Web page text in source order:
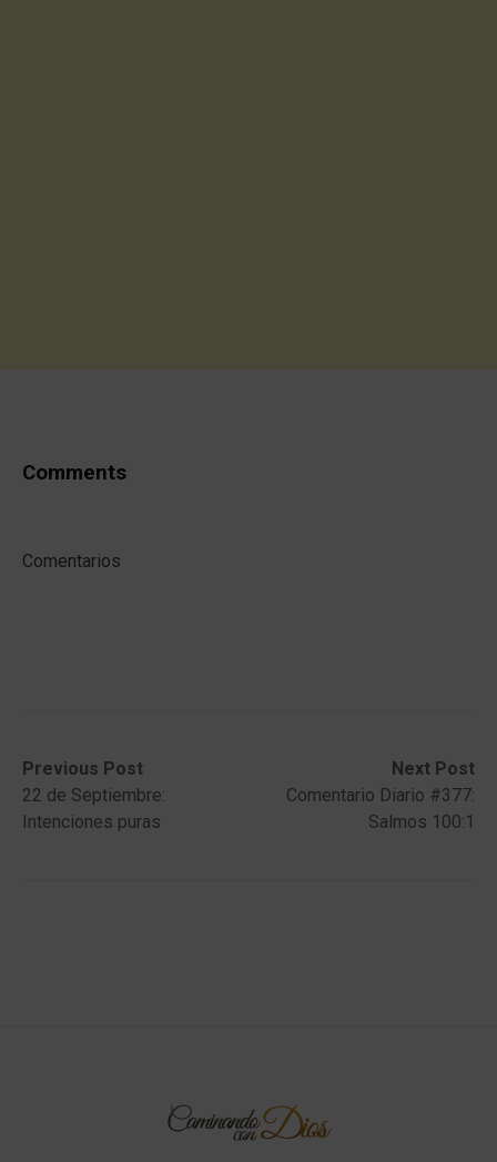
Comments
Comentarios
Post
navigation
Previous Post
Previous
post:22 de Septiembre:
Intenciones puras
Next Post
Next
post:
Comentario Diario #377:
Salmos 100:1